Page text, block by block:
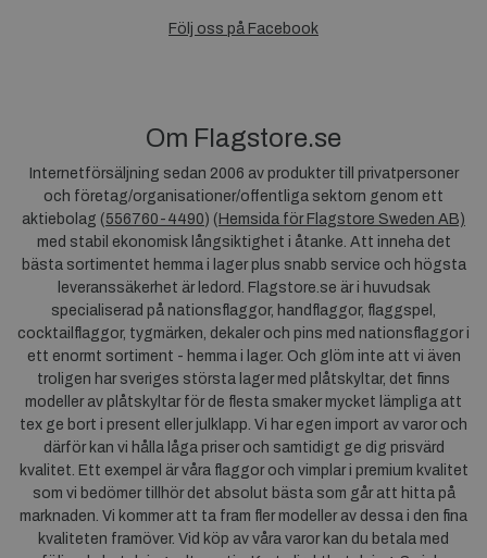
Följ oss på Facebook
Om Flagstore.se
Internetförsäljning sedan 2006 av produkter till privatpersoner
och företag/organisationer/offentliga sektorn genom ett
aktiebolag (556760-4490) ( Hemsida för Flagstore Sweden AB)
med stabil ekonomisk långsiktighet i åtanke. Att inneha det
bästa sortimentet hemma i lager plus snabb service och högsta
leveranssäkerhet är ledord. Flagstore.se är i huvudsak
specialiserad på nationsflaggor, handflaggor, flaggspel,
cocktailflaggor, tygmärken, dekaler och pins med nationsflaggor i
ett enormt sortiment - hemma i lager. Och glöm inte att vi även
troligen har sveriges största lager med plåtskyltar, det finns
modeller av plåtskyltar för de flesta smaker mycket lämpliga att
tex ge bort i present eller julklapp. Vi har egen import av varor och
därför kan vi hålla låga priser och samtidigt ge dig prisvärd
kvalitet. Ett exempel är våra flaggor och vimplar i premium kvalitet
som vi bedömer tillhör det absolut bästa som går att hitta på
marknaden. Vi kommer att ta fram fler modeller av dessa i den fina
kvaliteten framöver. Vid köp av våra varor kan du betala med